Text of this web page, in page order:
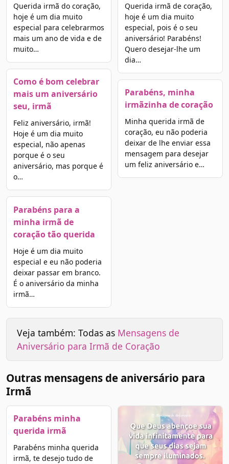
Querida irmã do coração,
hoje é um dia muito
especial para celebrarmos
mais um ano de vida e de
muito…
Como é bom celebrar
mais um aniversário
seu, irmã
Feliz aniversário, irmã!
Hoje é um dia muito
especial, não apenas
porque é o seu
aniversário, mas porque é
o…
Parabéns para a
minha irmã de
coração tão querida
Hoje é um dia muito
especial e eu não poderia
deixar passar em branco.
É o aniversário da minha
irmã…
Querida irmã de coração,
hoje é um dia muito
especial, pois é o seu
aniversário! Parabéns!
Quero desejar-lhe um
dia…
Parabéns, minha
irmãzinha de coração
Minha querida irmã de
coração, eu não poderia
deixar de lhe enviar essa
mensagem para desejar
um feliz aniversário e…
Veja também: Todas as Mensagens de
Aniversário para Irmã de Coração
Outras mensagens de aniversário para
Irmã
Parabéns minha
querida irmã
Parabéns minha querida
irmã, te desejo tudo de